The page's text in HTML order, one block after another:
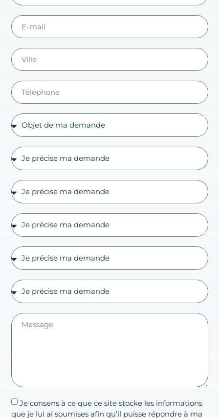
Je consens à ce que ce site stocke les informations
que je lui ai soumises afin qu’il puisse répondre à ma